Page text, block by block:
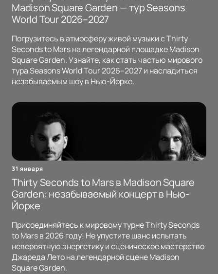
Madison Square Garden — тур Seasons
World Tour 2026–2027
Погрузитесь в атмосферу живой музыки с Thirty
Seconds to Mars на легендарной площадке Madison
Square Garden. Узнайте, как стать частью мирового
тура Seasons World Tour 2026–2027 и насладиться
незабываемым шоу в Нью-Йорке.
31 января
Thirty Seconds to Mars в Madison Square
Garden: незабываемый концерт в Нью-
Йорке
Присоединяйтесь к мировому турне Thirty Seconds
to Mars в 2026 году! Не упустите шанс испытать
невероятную энергетику и сценическое мастерство
Джареда Лето на легендарной сцене Madison
Square Garden.